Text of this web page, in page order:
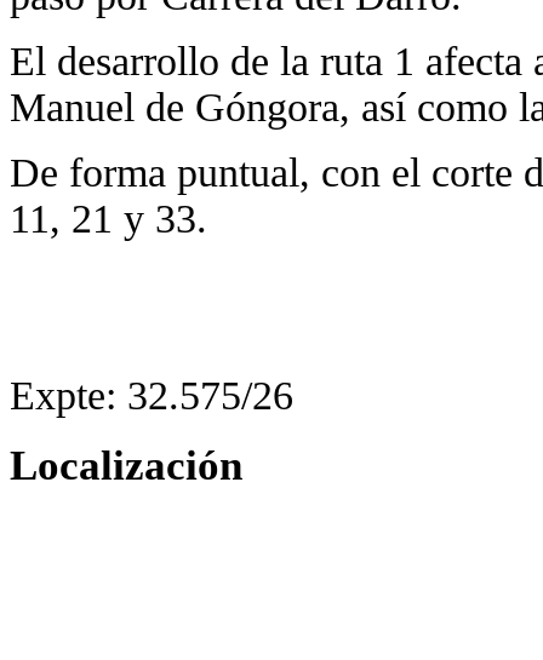
El desarrollo de la ruta 1 afecta
Manuel de Góngora, así como
De forma puntual, con el corte
11, 21 y 33.
Expte: 32.575/26
Localización